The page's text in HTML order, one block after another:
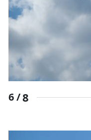
6 /8